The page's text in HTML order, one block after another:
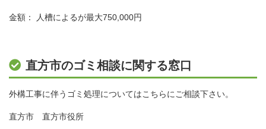
金額： 人槽によるが最大750,000円
直方市のゴミ相談に関する窓口
外構工事に伴うゴミ処理についてはこちらにご相談下さい。
直方市 直方市役所